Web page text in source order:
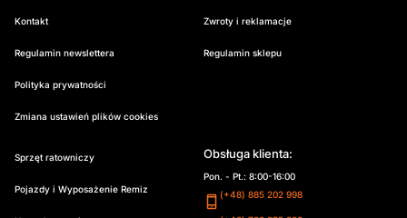
Kontakt
Regulamin newslettera
Polityka prywatności
Zmiana ustawień plików cookies
Zwroty i reklamacje
Regulamin sklepu
Sprzęt ratowniczy
Pojazdy i Wyposażenie Remiz
Obsługa klienta:
Pon. - Pt.: 8:00-16:00
(+48) 885 202 998